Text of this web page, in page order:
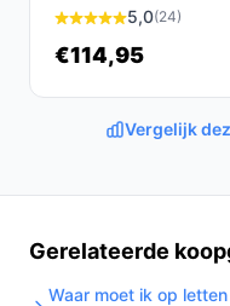
Motorola PIP10 geen
wat het gebruik
Conclusie
gebruiksvriendelijke
terwijl ze hun kleintje
uitstekende
5,0(24)
€114,95
Vergelijk
Gerelateerde
Waar moet ik op